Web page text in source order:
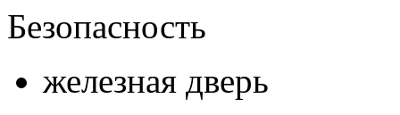
Безопасность
железная дверь